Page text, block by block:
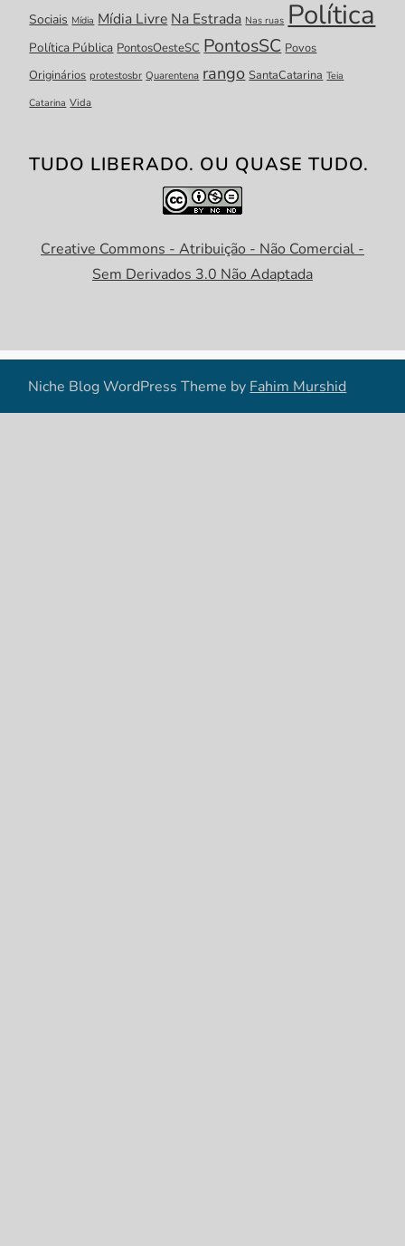
Sociais Mídia Mídia LivreNa Estrada Nas ruas Política
Política Pública PontosOesteSC PontosSC Povos
Originários protestosbr Quarentena rango SantaCatarina Teia
Catarina Vida
TUDO LIBERADO. OU QUASE TUDO.
Creative Commons - Atribuição - Não Comercial -
Sem Derivados 3.0 Não Adaptada
Niche Blog WordPress Theme byFahim Murshid